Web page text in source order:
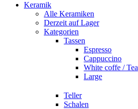
Keramik
Alle Keramiken
Derzeit auf Lager
Kategorien
Tassen
Espresso
Cappuccino
White coffe / Tea
Large
Teller
Schalen